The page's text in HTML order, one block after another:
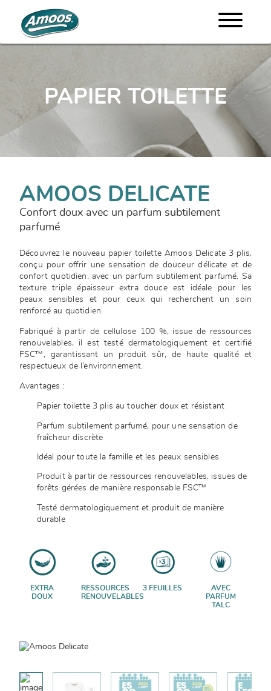
PAPIER TOILETTE
AMOOS DELICATE
Confort doux avec un parfum subtilement
parfumé
Découvrez le nouveau papier toilette Amoos Delicate 3 plis,
conçu pour offrir une sensation de douceur délicate et de
confort quotidien, avec un parfum subtilement parfumé. Sa
texture triple épaisseur extra douce est idéale pour les
peaux sensibles et pour ceux qui recherchent un soin
renforcé au quotidien.
Fabriqué à partir de cellulose 100 %, issue de ressources
renouvelables, il est testé dermatologiquement et certifié
FSC™, garantissant un produit sûr, de haute qualité et
respectueux de l’environnement.
Avantages :
Papier toilette 3 plis au toucher doux et résistant
Parfum subtilement parfumé, pour une sensation de
fraîcheur discrète
Idéal pour toute la famille et les peaux sensibles
Produit à partir de ressources renouvelables, issues de
forêts gérées de manière responsable FSC™
Testé dermatologiquement et produit de manière
durable
EXTRA
DOUX
RESSOURCES
RENOUVELABLES
3 FEUILLES
AVEC
PARFUM
TALC